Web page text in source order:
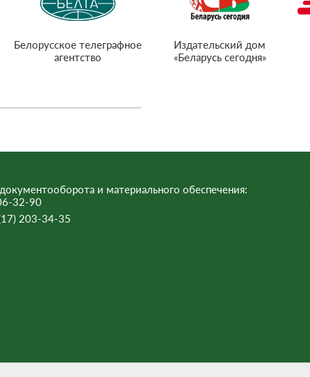
Белорусское телеграфное
агентство
Издательский дом
«Беларусь сегодня»
и материального обеспечения:
32-90
203-34-35